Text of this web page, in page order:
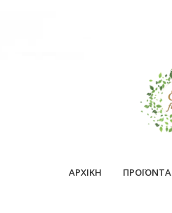
ΑΡΧΙΚΗ ΠΡΟΪΟΝΤΑ